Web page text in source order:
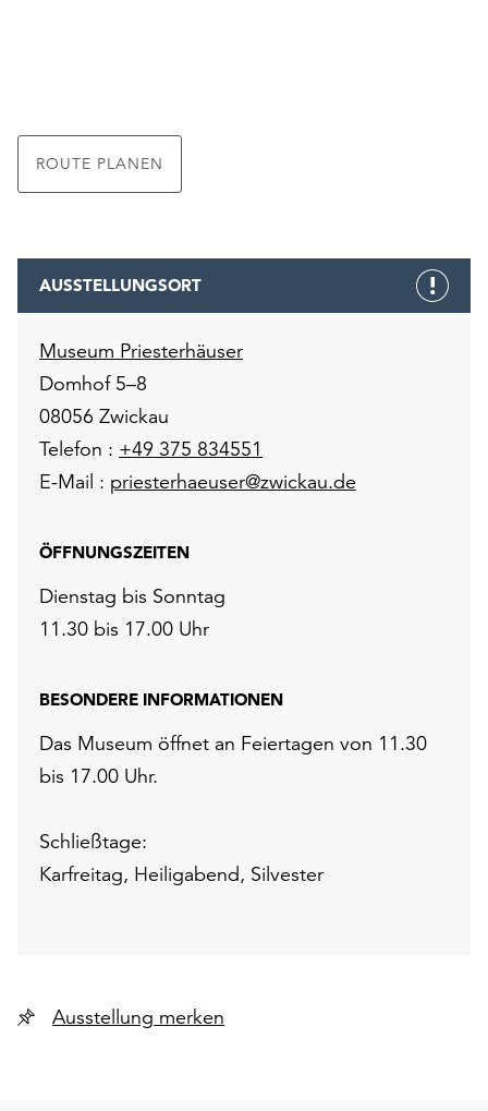
ROUTE PLANEN
AUSSTELLUNGSORT
Museum Priesterhäuser
Domhof 5–8
08056 Zwickau
Telefon : +49 375 834551
E-Mail : priesterhaeuser@zwickau.de
ÖFFNUNGSZEITEN
Dienstag bis Sonntag
11.30 bis 17.00 Uhr
BESONDERE INFORMATIONEN
Das Museum öffnet an Feiertagen von 11.30
bis 17.00 Uhr.
Schließtage:
Karfreitag, Heiligabend, Silvester
Ausstellung merken